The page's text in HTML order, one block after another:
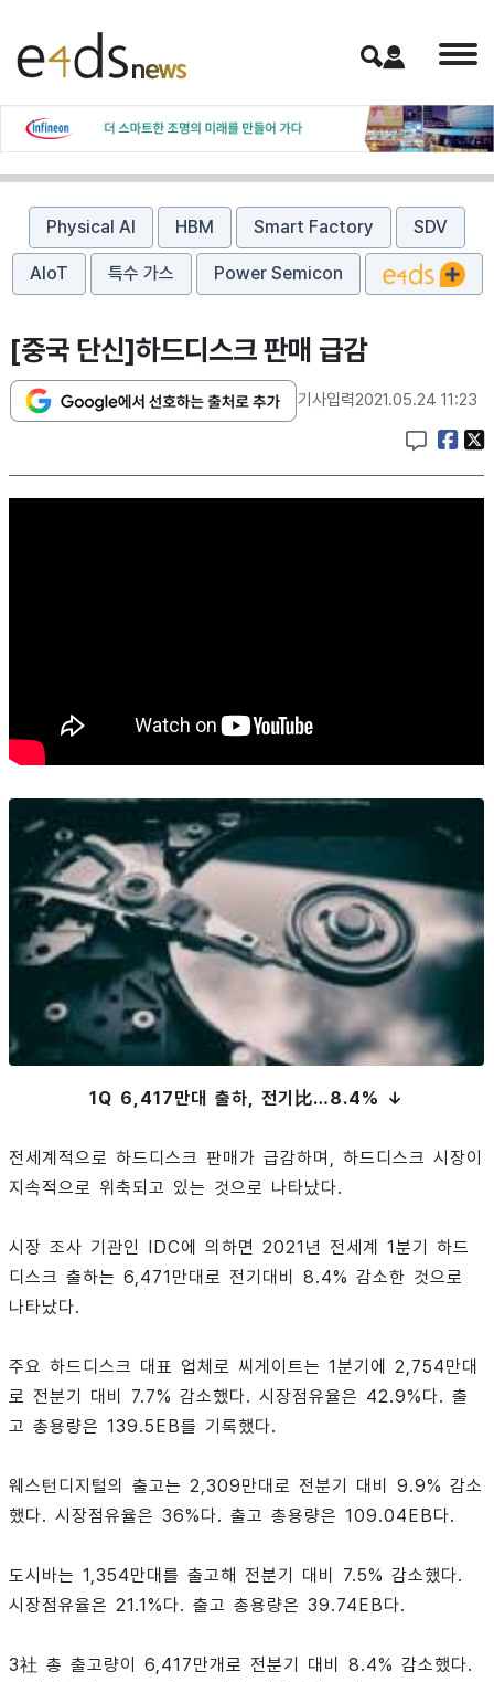
Physical AI HBM Smart Factory SDV
AIoT 특수 가스 Power Semicon
[중국 단신]하드디스크 판매 급감
기사입력2021.05.24 11:23
1Q 6,417만대 출하, 전기比…8.4% ↓
전세계적으로 하드디스크 판매가 급감하며, 하드디스크 시장이
지속적으로 위축되고 있는 것으로 나타났다.
시장 조사 기관인 IDC에 의하면 2021년 전세계 1분기 하드
디스크 출하는 6,471만대로 전기대비 8.4% 감소한 것으로
나타났다.
주요 하드디스크 대표 업체로 씨게이트는 1분기에 2,754만대
로 전분기 대비 7.7% 감소했다. 시장점유율은 42.9%다. 출
고 총용량은 139.5EB를 기록했다.
웨스턴디지털의 출고는 2,309만대로 전분기 대비 9.9% 감소
했다. 시장점유율은 36%다. 출고 총용량은 109.04EB다.
도시바는 1,354만대를 출고해 전분기 대비 7.5% 감소했다.
시장점유율은 21.1%다. 출고 총용량은 39.74EB다.
3社 총 출고량이 6,417만개로 전분기 대비 8.4% 감소했다.